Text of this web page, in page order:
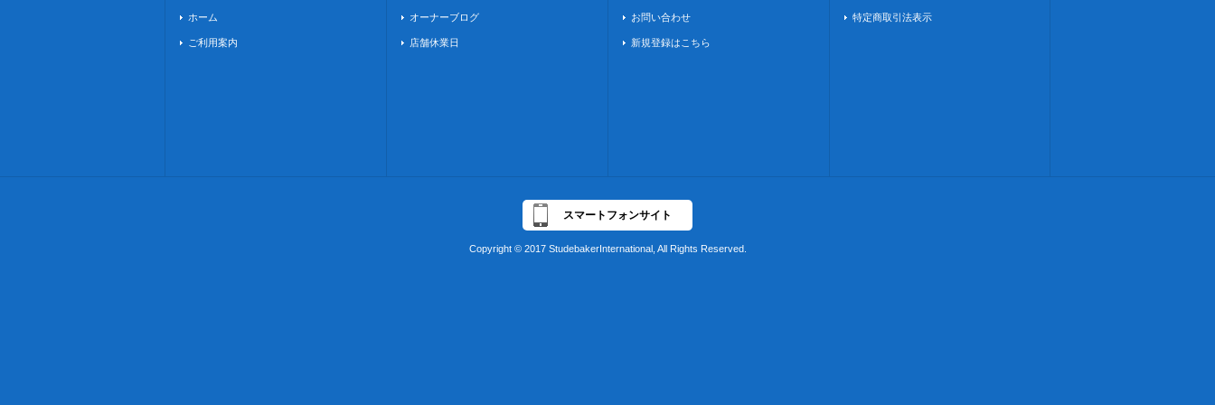
ホーム
ご利用案内
オーナーブログ
店舗休業日
お問い合わせ
新規登録はこちら
特定商取引法表示
スマートフォンサイト
Copyright © 2017 StudebakerInternational, All Rights Reserved.